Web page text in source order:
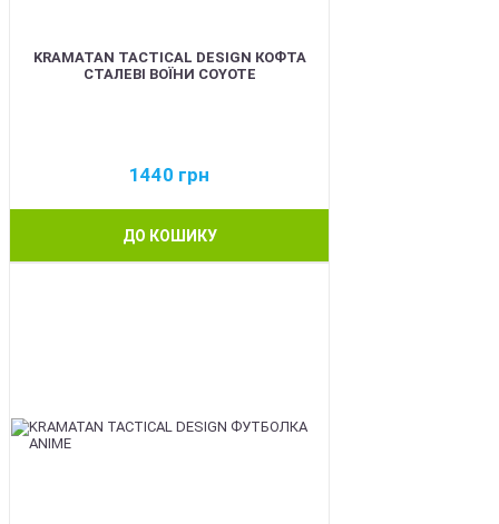
KRAMATAN TACTICAL DESIGN КОФТА
СТАЛЕВІ ВОЇНИ COYOTE
1440 грн
ДО КОШИКУ